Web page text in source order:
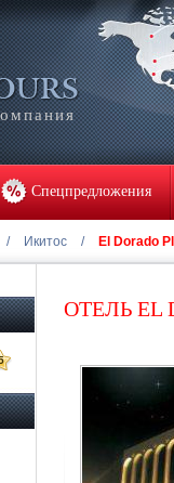
Спецпредложения
/ Икитос / El Dorado
ОТЕЛЬ EL